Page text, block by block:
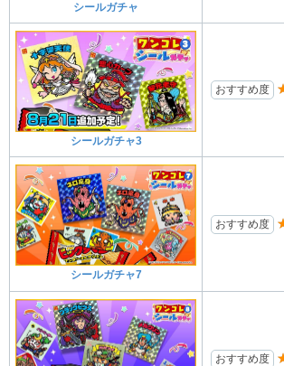
シールガチャ
シールガチャ3
おすすめ度
シールガチャ7
おすすめ度
おすすめ度